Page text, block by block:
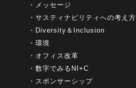
メッセージ
サスティナビリティへの考え方
Diversity＆Inclusion
環境
オフィス改革
数字でみるNI+C
スポンサーシップ